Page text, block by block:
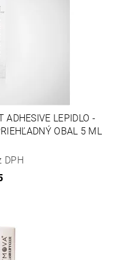
ADHESIVE LEPIDLO -
OBAL 5 ML
DPH